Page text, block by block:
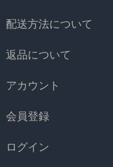
配送方法について
返品について
アカウント
会員登録
ログイン